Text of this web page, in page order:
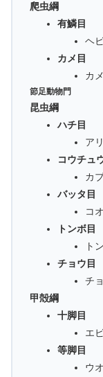
爬虫綱
有鱗目
ヘ
カメ目
カメ
節足動物門
昆虫綱
ハチ目
ア
コウチュ
カ
バッタ目
コ
トンボ目
ト
チョウ目
チ
甲殻綱
十脚目
エ
等脚目
ウ